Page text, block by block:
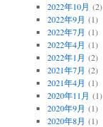
2022年10月 (2)
2022年9月 (1)
2022年7月 (1)
2022年4月 (1)
2022年1月 (2)
2021年7月 (2)
2021年4月 (1)
2020年11月 (1)
2020年9月 (1)
2020年8月 (1)